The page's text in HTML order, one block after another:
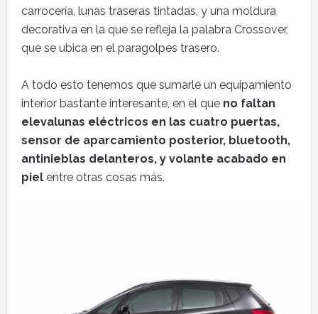
carrocería, lunas traseras tintadas, y una moldura
decorativa en la que se refleja la palabra Crossover,
que se ubica en el paragolpes trasero.
A todo esto tenemos que sumarle un equipamiento
interior bastante interesante, en el que no faltan
elevalunas eléctricos en las cuatro puertas,
sensor de aparcamiento posterior, bluetooth,
antinieblas delanteros, y volante acabado en
pielentre otras cosas más.